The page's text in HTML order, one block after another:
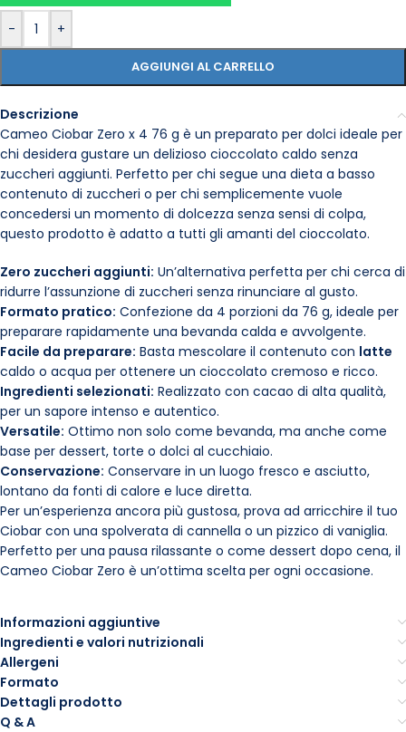
- +
AGGIUNGI AL CARRELLO
Descrizione
Cameo Ciobar Zero x 4 76 g è un preparato per dolci ideale per
chi desidera gustare un delizioso cioccolato caldo senza
zuccheri aggiunti. Perfetto per chi segue una dieta a basso
contenuto di zuccheri o per chi semplicemente vuole
concedersi un momento di dolcezza senza sensi di colpa,
questo prodotto è adatto a tutti gli amanti del cioccolato.
Zero zuccheri aggiunti: Un’alternativa perfetta per chi cerca di
ridurre l’assunzione di zuccheri senza rinunciare al gusto.
Formato pratico: Confezione da 4 porzioni da 76 g, ideale per
preparare rapidamente una bevanda calda e avvolgente.
Facile da preparare: Basta mescolare il contenuto con latte
caldo o acqua per ottenere un cioccolato cremoso e ricco.
Ingredienti selezionati: Realizzato con cacao di alta qualità,
per un sapore intenso e autentico.
Versatile: Ottimo non solo come bevanda, ma anche come
base per dessert, torte o dolci al cucchiaio.
Conservazione: Conservare in un luogo fresco e asciutto,
lontano da fonti di calore e luce diretta.
Per un’esperienza ancora più gustosa, prova ad arricchire il tuo
Ciobar con una spolverata di cannella o un pizzico di vaniglia.
Perfetto per una pausa rilassante o come dessert dopo cena, il
Cameo Ciobar Zero è un’ottima scelta per ogni occasione.
Informazioni aggiuntive
Ingredienti e valori nutrizionali
Allergeni
Formato
Dettagli prodotto
Q & A